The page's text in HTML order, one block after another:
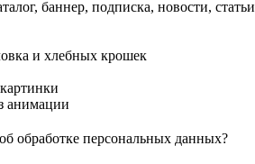
баннер, подписка, новости, статьи
и хлебных крошек
анимации
обработке персональных данных?